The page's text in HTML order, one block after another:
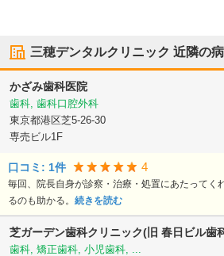
三穂デンタルクリニック 近隣の
かざみ歯科医院
歯科, 歯科口腔外科
東京都港区芝5-26-30
専売ビル1F
口コミ: 1件 4
毎回、院長自身が診察・治療・処置にあたってく
るのも助かる。 続きを読む
芝ガーデン歯科クリニック(旧 春日ビル歯
歯科, 矯正歯科, 小児歯科, ...